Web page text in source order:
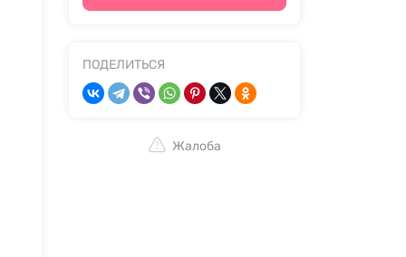
ПОДЕЛИТЬСЯ
Жалоба